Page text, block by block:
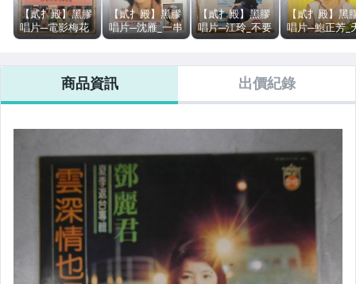
●其他類型音樂●
★卡片★
【貳扌殿】黑膠
唱片─電影梅花
全部插曲 劉家昌
(海山) 外盒斑
駁、黃斑、破
損，多痕 #1元
起標無底價
【貳扌殿】黑膠
唱片─沈雁_一串
心 少女 下吧!小
外盒斑駁、黃
斑，多痕 ※無歌
詞※ #1元起標無
底價
【貳扌殿】黑膠
唱片─江玲_不要
告別 (歌林) 外盒
記，多痕 #1元
起標無底價
【貳扌殿】黑
唱片─鮑正芳_
涼好個秋 (歌
斑，歌詞黃斑
多痕 #1元起標
無底價
商品資訊 出價紀錄